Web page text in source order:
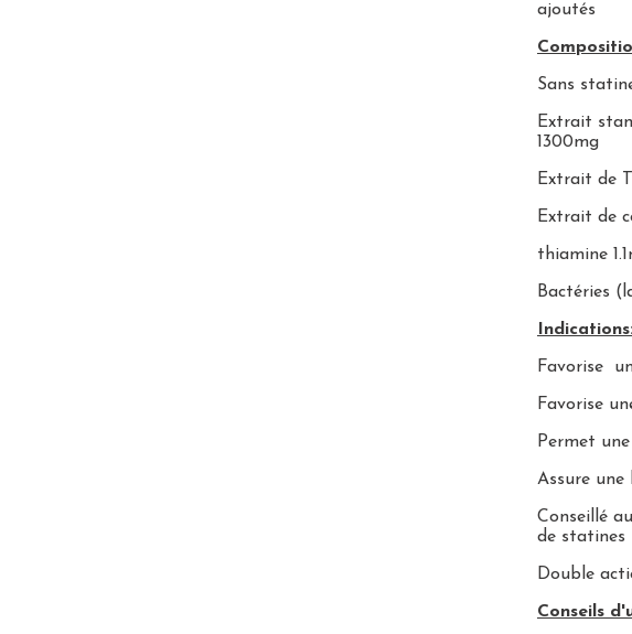
ajoutés
Sans
Extrait
1300mg
Extrait de
Extrait de
thiamine
Bactéries
Favorise
Favorise
Permet
Assure
Conseillé
de statines
Double
Conseils